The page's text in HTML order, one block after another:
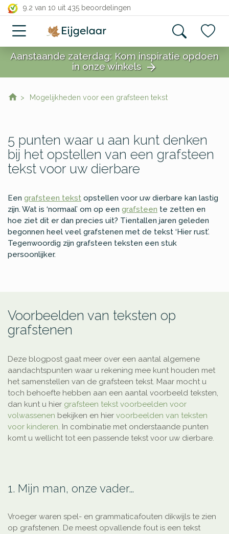
9.2 van 10 uit 435 beoordelingen
close
close
Aanstaande zaterdag: Kom inspiratie opdoen
in onze winkels arrow_forward
Mogelijkheden voor een grafsteen tekst
5 punten waar u aan kunt denken
bij het opstellen van een grafsteen
tekst voor uw dierbare
Een grafsteen tekst opstellen voor uw dierbare kan lastig
zijn. Wat is ‘normaal’ om op een grafsteen te zetten en
hoe ziet dit er dan precies uit? Tientallen jaren geleden
begonnen heel veel grafstenen met de tekst ‘Hier rust’.
Tegenwoordig zijn grafsteen teksten een stuk
persoonlijker.
Voorbeelden van teksten op
grafstenen
Deze blogpost gaat meer over een aantal algemene
aandachtspunten waar u rekening mee kunt houden met
het samenstellen van de grafsteen tekst. Maar mocht u
toch behoefte hebben aan een aantal voorbeeld teksten,
dan kunt u hier grafsteen tekst voorbeelden voor
volwassenen bekijken en hier voorbeelden van teksten
voor kinderen. In combinatie met onderstaande punten
komt u wellicht tot een passende tekst voor uw dierbare.
1. Mijn man, onze vader…
Vroeger waren spel- en grammaticafouten dikwijls te zien
op grafstenen. De meest opvallende fout is een tekst